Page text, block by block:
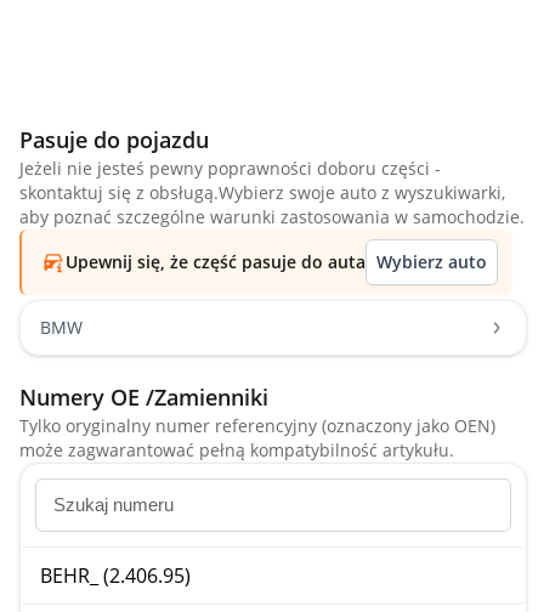
Pasuje do pojazdu
Jeżeli nie jesteś pewny poprawności doboru części -
skontaktuj się z obsługą.Wybierz swoje auto z wyszukiwarki,
aby poznać szczególne warunki zastosowania w samochodzie.
Upewnij się, że część pasuje do auta Wybierz auto
BMW
Numery OE /Zamienniki
Tylko oryginalny numer referencyjny (oznaczony jako OEN)
może zagwarantować pełną kompatybilność artykułu.
BEHR_ (2.406.95)